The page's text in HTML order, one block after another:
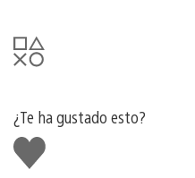
¿Te ha gustado esto?
Me
gusta